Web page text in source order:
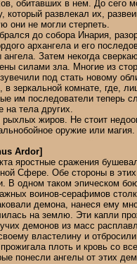
обитавших в нем. До сего
который развлекал их,
они не могли стерпеть.
до собора Инария,
архангела и его
Затем некогда
силами зла. Многие из
под стать новому
зеркальной комнате, где,
им последователи теперь
на тела других.
жиров. Не стоит
оружие или магия.
Ardor]
яростные сражения
Сфере. Обе стороны в
В одном таком эпическом
воинов-серафимов
демона, нанеся ему
на землю. Эти капли
демонов из масс
властелину и
плоть и кровь со
понесли ангелы от этих